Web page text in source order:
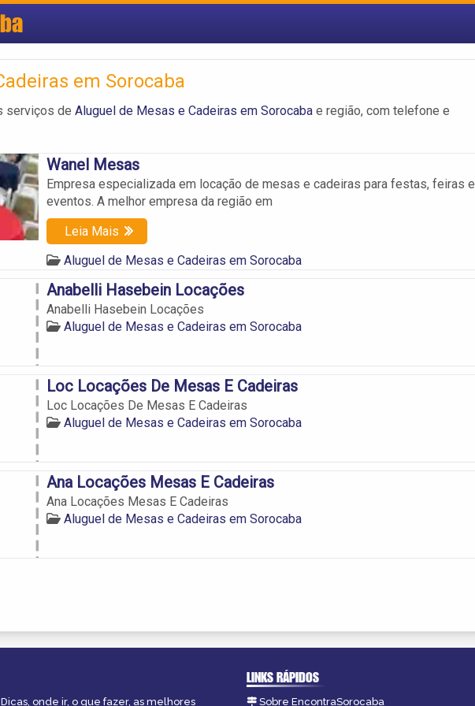
em Sorocaba
serviços de Aluguel de Mesas e Cadeiras em Sorocaba e região, com telefone e
Wanel Mesas
Empresa especializada em locação de mesas e cadeiras para festas, feiras e
eventos. A melhor empresa da região em
Leia Mais
Aluguel de Mesas e Cadeiras em Sorocaba
Anabelli Hasebein Locações
Anabelli Hasebein Locações
Aluguel de Mesas e Cadeiras em Sorocaba
Loc Locações De Mesas E Cadeiras
Loc Locações De Mesas E Cadeiras
Aluguel de Mesas e Cadeiras em Sorocaba
Ana Locações Mesas E Cadeiras
Ana Locações Mesas E Cadeiras
Aluguel de Mesas e Cadeiras em Sorocaba
onde ir, o que fazer, as melhores
LINKS RÁPIDOS
Sobre EncontraSorocaba